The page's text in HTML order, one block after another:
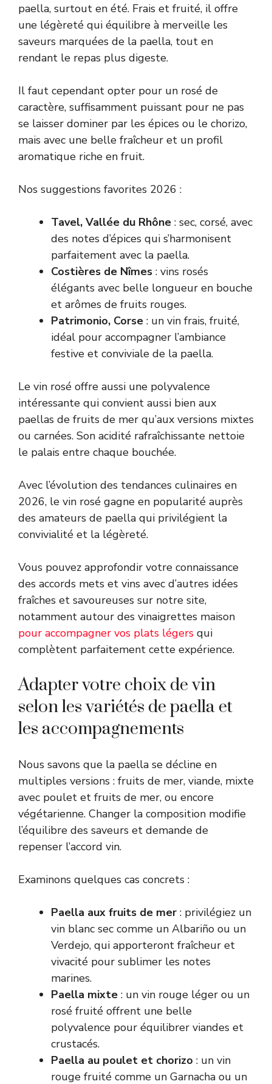
paella, surtout en été. Frais et fruité, il offre
une légèreté qui équilibre à merveille les
saveurs marquées de la paella, tout en
rendant le repas plus digeste.
Il faut cependant opter pour un rosé de
caractère, suffisamment puissant pour ne pas
se laisser dominer par les épices ou le chorizo,
mais avec une belle fraîcheur et un profil
aromatique riche en fruit.
Nos suggestions favorites 2026 :
Tavel, Vallée du Rhône : sec, corsé, avec
des notes d’épices qui s’harmonisent
parfaitement avec la paella.
Costières de Nîmes : vins rosés
élégants avec belle longueur en bouche
et arômes de fruits rouges.
Patrimonio, Corse : un vin frais, fruité,
idéal pour accompagner l’ambiance
festive et conviviale de la paella.
Le vin rosé offre aussi une polyvalence
intéressante qui convient aussi bien aux
paellas de fruits de mer qu’aux versions mixtes
ou carnées. Son acidité rafraîchissante nettoie
le palais entre chaque bouchée.
Avec l’évolution des tendances culinaires en
2026, le vin rosé gagne en popularité auprès
des amateurs de paella qui privilégient la
convivialité et la légèreté.
Vous pouvez approfondir votre connaissance
des accords mets et vins avec d’autres idées
fraîches et savoureuses sur notre site,
notamment autour des vinaigrettes maison
pour accompagner vos plats légers qui
complètent parfaitement cette expérience.
Adapter votre choix de vin
selon les variétés de paella et
les accompagnements
Nous savons que la paella se décline en
multiples versions : fruits de mer, viande, mixte
avec poulet et fruits de mer, ou encore
végétarienne. Changer la composition modifie
l’équilibre des saveurs et demande de
repenser l’accord vin.
Examinons quelques cas concrets :
Paella aux fruits de mer : privilégiez un
vin blanc sec comme un Albariño ou un
Verdejo, qui apporteront fraîcheur et
vivacité pour sublimer les notes
marines.
Paella mixte : un vin rouge léger ou un
rosé fruité offrent une belle
polyvalence pour équilibrer viandes et
crustacés.
Paella au poulet et chorizo : un vin
rouge fruité comme un Garnacha ou un